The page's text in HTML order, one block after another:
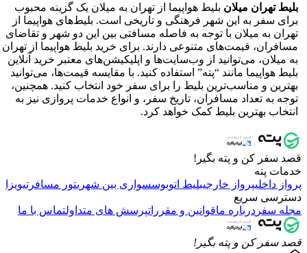
بلیط تهران میلانبلیط هواپیما از تهران به میلان یک گزینه محبوب
برای سفر به این شهر فرهنگی و تاریخی است. بلیط‌های هواپیما از
تهران به میلان با توجه به فاصله مسافتی بین این دو شهر و تقاضای
مسافران، قیمت‌های متنوعی دارند. برای خرید بلیط هواپیما از تهران
به میلان، می‌توانید از وب‌سایت‌ها و اپلیکیشن‌های معتبر خرید آنلاین
بلیط هواپیما مانند “پته” استفاده کنید. با مقایسه قیمت‌ها، می‌توانید
بهترین و مناسب‌ترین بلیط را برای سفر خود انتخاب کنید. همچنین،
توجه به تعداد مسافران، تاریخ سفر، و انواع خدمات پروازی نیز به
انتخاب بهترین بلیط کمک خواهد کرد.
قصد سفر کن و پته بگیر!
خدمات پته
پرواز داخلیپرواز خارجیبلیط اتوبوسسواری بین شهریتور مسافرتیویزا
دسترسی سریع
مجله سفر درباره ماقوانین و مقرراتپرسش های متداولتماس با ما
قصد سفر کن و پته بگیر!